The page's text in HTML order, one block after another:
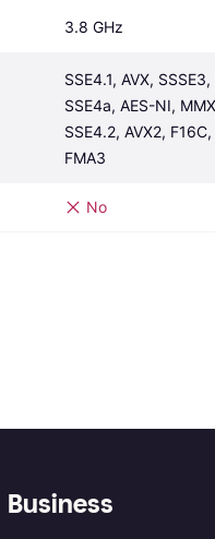
3.8 GHz
SSE4.1, AVX,
SSE4a, AES-NI,
SSE4.2, AVX2,
FMA3
No
Business